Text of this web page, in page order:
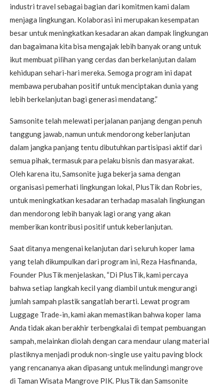
industri travel sebagai bagian dari komitmen kami dalam
menjaga lingkungan. Kolaborasi ini merupakan kesempatan
besar untuk meningkatkan kesadaran akan dampak lingkungan
dan bagaimana kita bisa mengajak lebih banyak orang untuk
ikut membuat pilihan yang cerdas dan berkelanjutan dalam
kehidupan sehari-hari mereka. Semoga program ini dapat
membawa perubahan positif untuk menciptakan dunia yang
lebih berkelanjutan bagi generasi mendatang.”
Samsonite telah melewati perjalanan panjang dengan penuh
tanggung jawab, namun untuk mendorong keberlanjutan
dalam jangka panjang tentu dibutuhkan partisipasi aktif dari
semua pihak, termasuk para pelaku bisnis dan masyarakat.
Oleh karena itu, Samsonite juga bekerja sama dengan
organisasi pemerhati lingkungan lokal, PlusTik dan Robries,
untuk meningkatkan kesadaran terhadap masalah lingkungan
dan mendorong lebih banyak lagi orang yang akan
memberikan kontribusi positif untuk keberlanjutan.
Saat ditanya mengenai kelanjutan dari seluruh koper lama
yang telah dikumpulkan dari program ini, Reza Hasfinanda,
Founder PlusTik menjelaskan, “Di PlusTik, kami percaya
bahwa setiap langkah kecil yang diambil untuk mengurangi
jumlah sampah plastik sangatlah berarti. Lewat program
Luggage Trade-in, kami akan memastikan bahwa koper lama
Anda tidak akan berakhir terbengkalai di tempat pembuangan
sampah, melainkan diolah dengan cara mendaur ulang material
plastiknya menjadi produk non-single use yaitu paving block
yang rencananya akan dipasang untuk melindungi mangrove
di Taman Wisata Mangrove PIK. PlusTik dan Samsonite